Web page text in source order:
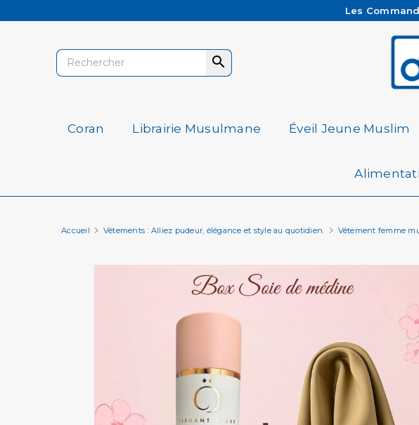
Les
Besoin

Coran Librairie Musulmane Éveil Jeune Muslim
Accueil Vêtements : Alliez pudeur, élégance et style au quotidien. Vêtement femme